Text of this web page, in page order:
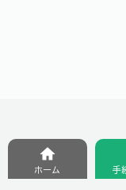
ホーム 手